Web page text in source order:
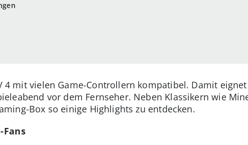
4 mit vielen Game-Controllern kompatibel. Damit
vor dem Fernseher. Neben Klassikern wie
Box so einige Highlights zu entdecken.